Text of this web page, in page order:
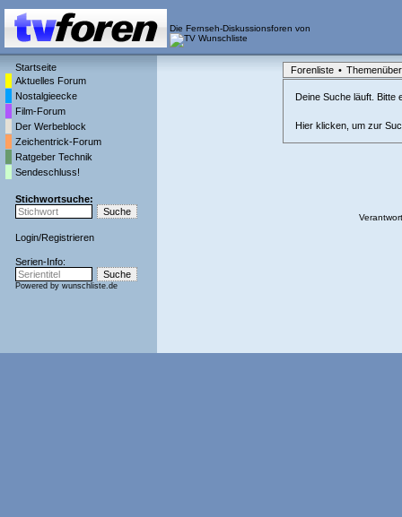
Die Fernseh-Diskussionsforen von
Startseite
Aktuelles Forum
Nostalgieecke
Film-Forum
Der Werbeblock
Zeichentrick-Forum
Ratgeber Technik
Sendeschluss!
Stichwortsuche:
Login/Registrieren
Serien-Info:
Powered by wunschliste.de
Forenliste •
Deine Suche läuft. Bitte
Hier klicken, um zur